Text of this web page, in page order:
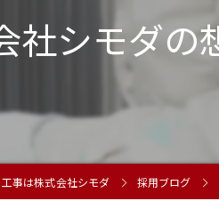
社シモダの
事は株式会社シモダ 採用ブログ